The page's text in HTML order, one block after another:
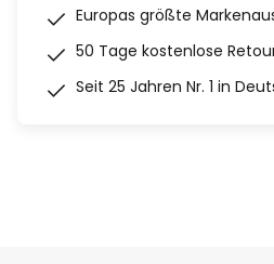
Europas größte
50 Tage kostenlose
Seit 25 Jahren Nr. 1 in